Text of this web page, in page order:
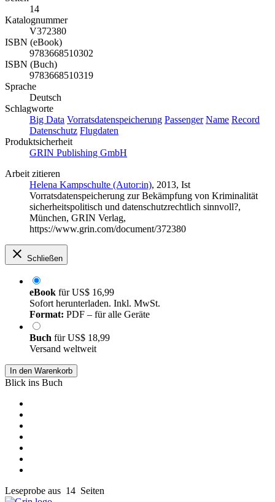
14
Katalognummer
V372380
ISBN (eBook)
9783668510302
ISBN (Buch)
9783668510319
Sprache
Deutsch
Schlagworte
Big Data Vorratsdatenspeicherung Passenger Name Record
Datenschutz Flugdaten
Produktsicherheit
GRIN Publishing GmbH
Arbeit zitieren
Helena Kampschulte (Autor:in), 2013, Ist
Vorratsdatenspeicherung zur Bekämpfung von Kriminalität
sicherheitspolitisch und datenschutzrechtlich sinnvoll?,
München, GRIN Verlag,
https://www.grin.com/document/372380
Schließen
eBook fürUS$ 16,99
Sofort herunterladen. Inkl. MwSt.
Format: PDF – für alle Geräte
Buch fürUS$ 18,99
Versand weltweit
In den Warenkorb
Blick ins Buch
Leseprobe aus 14 Seiten